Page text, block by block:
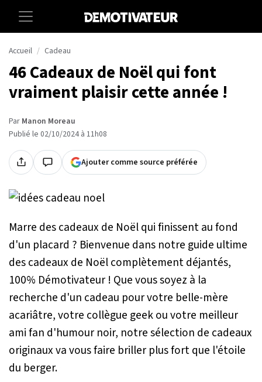
Accueil Cadeau
46 Cadeaux de Noël qui font
vraiment plaisir cette année !
Par Manon Moreau
Publié le 02/10/2024 à 11h08
Ajouter comme source préférée
Marre des cadeaux de Noël qui finissent au fond
d'un placard ? Bienvenue dans notre guide ultime
des cadeaux de Noël complètement déjantés,
100% Démotivateur ! Que vous soyez à la
recherche d'un cadeau pour votre belle-mère
acariâtre, votre collègue geek ou votre meilleur
ami fan d'humour noir, notre sélection de cadeaux
originaux va vous faire briller plus fort que l'étoile
du berger.